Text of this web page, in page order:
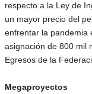
respecto a la Ley de
un mayor precio del
enfrentar la pandemia
asignación de 800 mil
Egresos de la
Megaproyectos